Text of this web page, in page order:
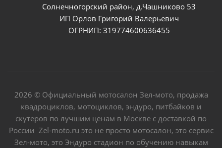
Солнечногорский район, д.Чашниково 53
ИП Орлов Григорий Валерьевич
ОГРНИП: 319774600636455
2026 © Официальный мотосалон Зел-мото, продажа
квадроциклов, мотоциклов, эндуро, питбайков и
скутеров по лучшим ценам в Москве с доставкой по
России Zel-moto.ru это не просто мотосалон, это сервис
Зел-мото, это Эндуро стадион по обучению навыкам